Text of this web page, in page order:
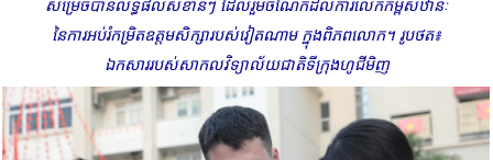
សម្រេចបានលទ្ធផលសំខាន់ៗ ដែលរួមចំណែកដល់ការលើកកម្ពស់ឋានៈ
នៃការអប់រំកម្រិតឧត្តមសិក្សារបស់វៀតណាម ក្នុងពិភពលោក។ រូបថត៖
ឯកសាររបស់សាកលវិទ្យាល័យជាតិទីក្រុងហូជីមិញ